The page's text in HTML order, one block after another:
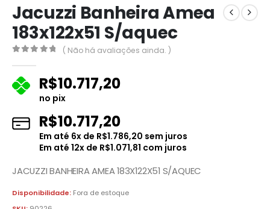
Jacuzzi Banheira Amea
183x122x51 S/aquec
( Não há avaliações ainda. )
R$10.717,20
no pix
R$10.717,20
Em até 6x de R$1.786,20 sem juros
Em até 12x de R$1.071,81 com juros
JACUZZI BANHEIRA AMEA 183X122X51 S/AQUEC
Disponibilidade: Fora de estoque